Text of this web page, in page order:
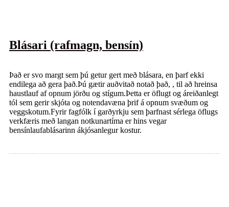
Blásari (rafmagn, bensín)
Það er svo margt sem þú getur gert með blásara, en þarf ekki
endilega að gera það.Þú gætir auðvitað notað það, , til að hreinsa
haustlauf af opnum jörðu og stígum.Þetta er öflugt og áreiðanlegt
tól sem gerir skjóta og notendavæna þrif á opnum svæðum og
veggskotum.Fyrir fagfólk í garðyrkju sem þarfnast sérlega öflugs
verkfæris með langan notkunartíma er hins vegar
bensínlaufablásarinn ákjósanlegur kostur.